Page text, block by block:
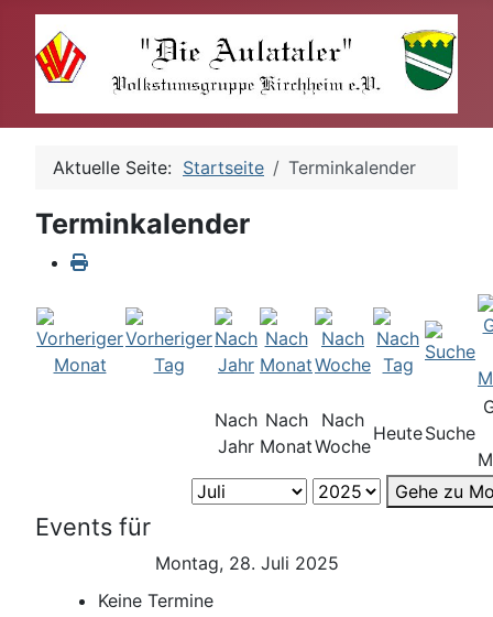
Aktuelle Seite: Startseite Terminkalender
Terminkalender
Nach
Jahr
Nach
Monat
Nach
Woche
HeuteSuche
Gehe zu
Events für
Montag, 28. Juli 2025
Keine Termine